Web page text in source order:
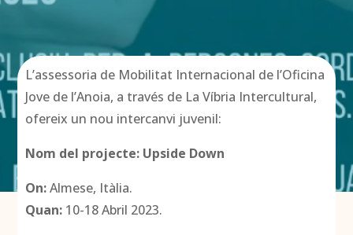
L’assessoria de Mobilitat Internacional de l’Oficina
Jove de l’Anoia, a través de La Víbria Intercultural,
ofereix un nou intercanvi juvenil:
Nom del projecte: Upside Down
On:Almese, Itàlia.
Quan: 10-18 Abril 2023.